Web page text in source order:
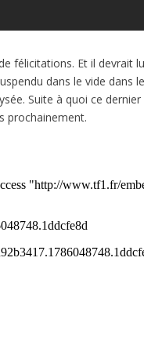
félicitations. Et il devrait
dans le vide dans
Suite à quoi ce
prochainement.